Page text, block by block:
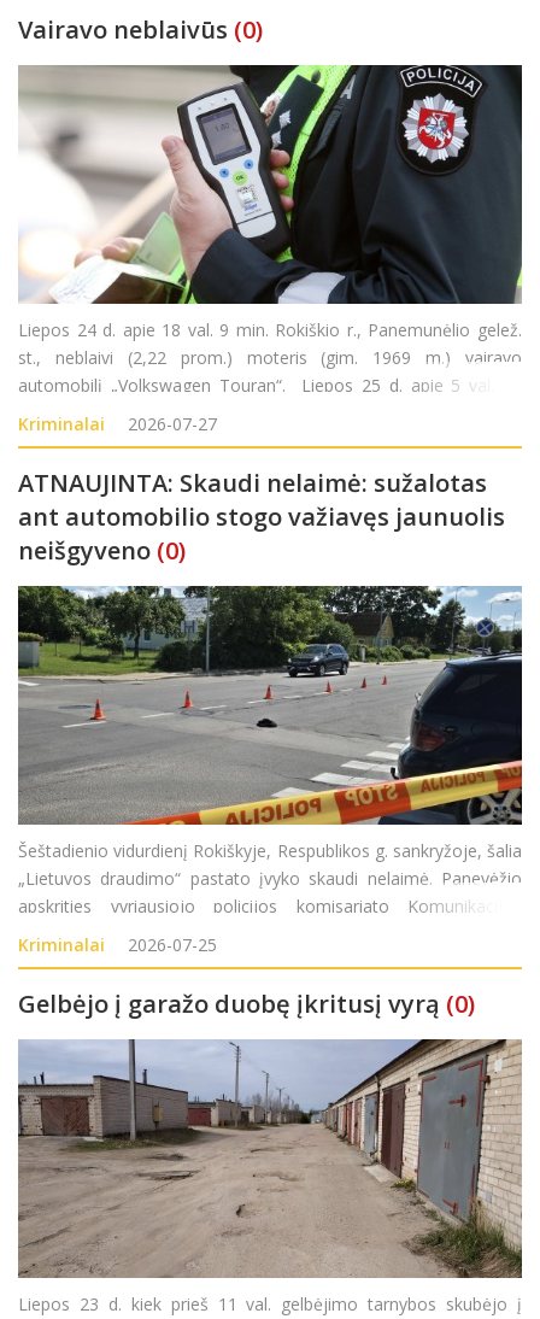
Vairavo neblaivūs (0)
Liepos 24 d. apie 18 val. 9 min. Rokiškio r., Panemunėlio gelež.
st., neblaivi (2,22 prom.) moteris (gim. 1969 m.) vairavo
automobilį „Volkswagen Touran“. Liepos 25 d. apie 5 val. 40
min. Rokiškio r., Kazliškėlio k., neblaivus (1,88 prom.) vyras (gim.
2008 m.)
Kriminalai 2026-07-27
ATNAUJINTA: Skaudi nelaimė: sužalotas
ant automobilio stogo važiavęs jaunuolis
neišgyveno (0)
Šeštadienio vidurdienį Rokiškyje, Respublikos g. sankryžoje, šalia
„Lietuvos draudimo“ pastato įvyko skaudi nelaimė. Panevėžio
apskrities vyriausiojo policijos komisariato Komunikacijos
poskyrio vyriausioji specialistė Akvilė Aleksejeva „Rokiškio
Kriminalai 2026-07-25
Gelbėjo į garažo duobę įkritusį vyrą (0)
Liepos 23 d. kiek prieš 11 val. gelbėjimo tarnybos skubėjo į